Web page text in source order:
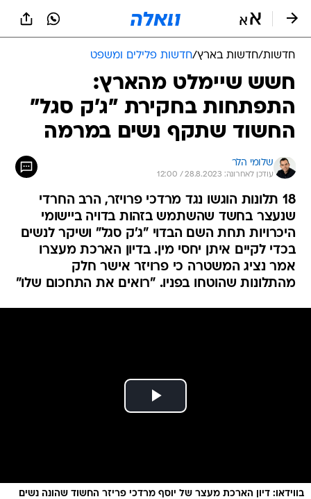
חדשות/חדשות בארץ/חדשות פלילים ומשפט
חשש שיימלט מהארץ:
התפתחות בחקירת "ג'ק סגל"
החשוד שתקף נשים במרמה
שלומי הלר
עודכן לאחרונה: 28.8.2023 / 12:00
18 תלונות הוגשו נגד מרדכי פרויזר, הרב החרדי
שנעצר בחשד שהשתמש בזהות בדויה ביישומי
היכרויות תחת השם הבדוי "ג'ק סגל" ושיקר לנשים
בכדי לקיים איתן יחסי מין. בדיון הארכת מעצרו
אמר נציג המשטרה כי פרויזר אישר חלק
מהתלונות שהוטחו בפניו. "רואים את התחכום שלו"
בווידאו: דיון הארכת מעצר של יוסף מרדכי פריזר החשוד שהונה נשים